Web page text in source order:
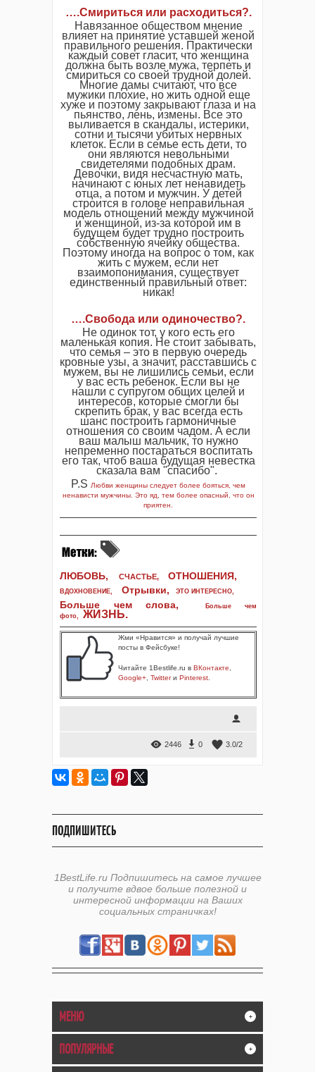
….Смириться или расходиться?.
Навязанное обществом мнение
влияет на принятие уставшей женой
правильного решения. Практически
каждый совет гласит, что женщина
должна быть возле мужа, терпеть и
смириться со своей трудной долей.
Многие дамы считают, что все
мужики плохие, но жить одной еще
хуже и поэтому закрывают глаза и на
пьянство, лень, измены. Все это
выливается в скандалы, истерики,
сотни и тысячи убитых нервных
клеток. Если в семье есть дети, то
они являются невольными
свидетелями подобных драм.
Девочки, видя несчастную мать,
начинают с юных лет ненавидеть
отца, а потом и мужчин. У детей
строится в голове неправильная
модель отношений между мужчиной
и женщиной, из-за которой им в
будущем будет трудно построить
собственную ячейку общества.
Поэтому иногда на вопрос о том, как
жить с мужем, если нет
взаимопонимания, существует
единственный правильный ответ:
никак!
….Свобода или одиночество?.
Не одинок тот, у кого есть его
маленькая копия. Не стоит забывать,
что семья – это в первую очередь
кровные узы, а значит, расставшись с
мужем, вы не лишились семьи, если
у вас есть ребенок. Если вы не
нашли с супругом общих целей и
интересов, которые смогли бы
скрепить брак, у вас всегда есть
шанс построить гармоничные
отношения со своим чадом. А если
ваш малыш мальчик, то нужно
непременно постараться воспитать
его так, чтоб ваша будущая невестка
сказала вам "спасибо".
P.S Любви женщины следует более бояться, чем
ненависти мужчины. Это яд, тем более опасный, что он
приятен.
ЛЮБОВЬ, СЧАСТЬЕ, ОТНОШЕНИЯ,
ВДОХНОВЕНИЕ, Отрывки, ЭТО ИНТЕРЕСНО,
Больше чем слова,
Больше чем
фото, ЖИЗНЬ.
Жми «Нравится» и получай лучшие
посты в Фейсбуке!
Читайте 1Bestlife.ru в ВКонтакте
Google+ Twitterи Pinterest
2446 0 3.0/2
ПОДПИШИТЕСЬ
1BestLife.ru Подпишитесь на самое лучшее
и получите вдвое больше полезной и
интересной информации на Ваших
социальных страничках!
МЕНЮ +
ПОПУЛЯРНЫЕ +